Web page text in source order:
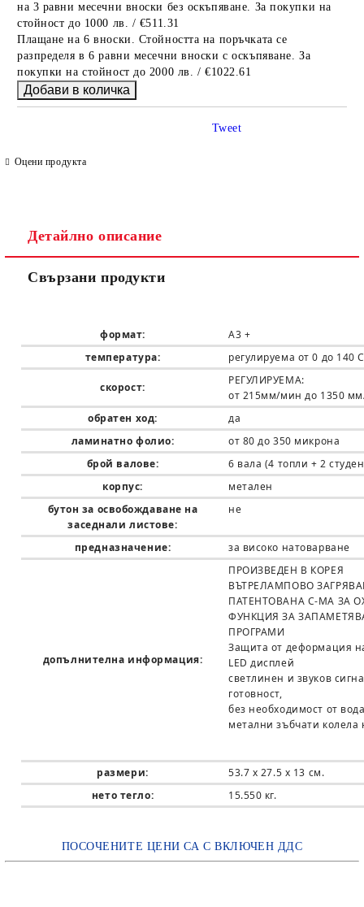
на 3 равни месечни вноски без оскъпяване. За покупки на
стойност до 1000 лв. / €511.31
Плащане на 6 вноски. Стойността на поръчката се
разпределя в 6 равни месечни вноски с оскъпяване. За
покупки на стойност до 2000 лв. / €1022.61
Оцени продукта
Tweet
Детайлно описание
Свързани продукти
формат:
А3 +
температура:
регулируема от 0 до 140 С
скорост:
РЕГУЛИРУЕМА:
от 215мм/мин до 1350
обратен ход:
да
ламинатно фолио:
от 80 до350 микрона
брой валове:
6 вала (4 топли + 2
корпус:
метален
бутон за освобождаване на
заседнали листове:
не
предназначение: за високо натоварване
допълнителна информация:
ПРОИЗВЕДЕН В КОРЕЯ
ВЪТРЕЛАМПОВО
ПАТЕНТОВАНА С-МА ЗА
ФУНКЦИЯ ЗА
ПРОГРАМИ
Защита от деформация
LED дисплей
светлинен и звуков
готовност,
без необходимост от
метални зъбчати колела
размери:
53.7 x 27.5 x 13 см.
нето тегло:
15.550 кг.
ПОСОЧЕНИТЕ ЦЕНИ СА С ВКЛЮЧЕН ДДС